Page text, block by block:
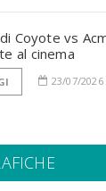
Coyote vs
al cinema
23/07/2026